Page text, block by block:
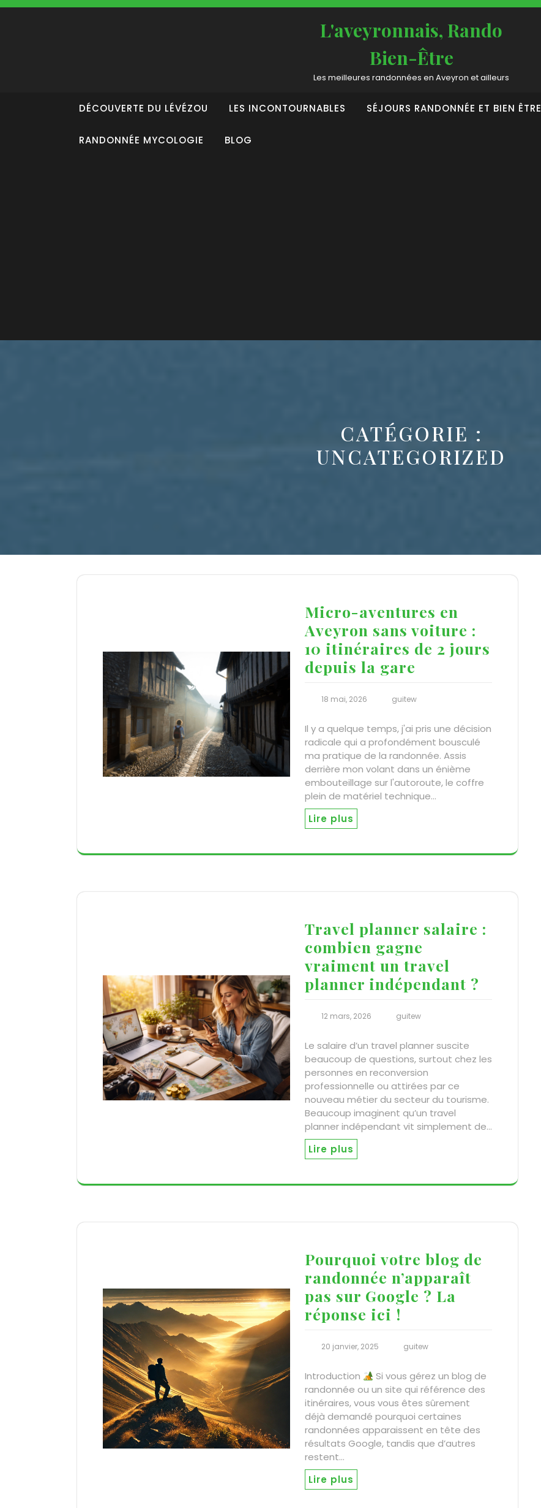
Skip
L'aveyronnais, Rando
Bien-Être
Les meilleures randonnées en Aveyron et ailleurs
DÉCOUVERTE DU LÉVÉZOU LES INCONTOURNABLES SÉJOURS RANDONNÉE ET BIEN ÊTRE
RANDONNÉE MYCOLOGIE BLOG
CATÉGORIE :
UNCATEGORIZED
Micro-aventures en
Aveyron sans voiture :
10 itinéraires de 2 jours
depuis la gare
18 mai, 2026 guitew
Il y a quelque temps, j'ai pris une décision
radicale qui a profondément bousculé
ma pratique de la randonnée. Assis
derrière mon volant dans un énième
embouteillage sur l'autoroute, le coffre
plein de matériel technique…
Lire plus
Travel planner salaire :
combien gagne
vraiment un travel
planner indépendant ?
12 mars, 2026 guitew
Le salaire d’un travel planner suscite
beaucoup de questions, surtout chez les
personnes en reconversion
professionnelle ou attirées par ce
nouveau métier du secteur du tourisme.
Beaucoup imaginent qu’un travel
planner indépendant vit simplement de…
Lire plus
Pourquoi votre blog de
randonnée n’apparaît
pas sur Google ? La
réponse ici !
20 janvier, 2025 guitew
Introduction
Si vous gérez un blog de
randonnée ou un site qui référence des
itinéraires, vous vous êtes sûrement
déjà demandé pourquoi certaines
randonnées apparaissent en tête des
résultats Google, tandis que d’autres
restent…
Lire plus